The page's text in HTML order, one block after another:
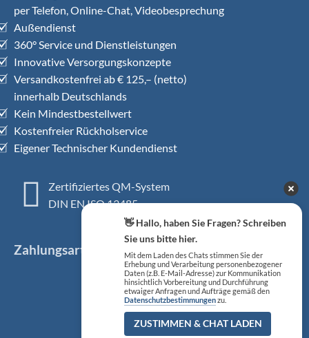
per Telefon, Online-Chat, Videobesprechung
Außendienst
360° Service und Dienstleistungen
Innovative Versorgungskonzepte
Versandkostenfrei ab € 125,– (netto)
innerhalb Deutschlands
Kein Mindestbestellwert
Kostenfreier Rückholservice
Eigener Technischer Kundendienst
Zertifiziertes QM-System
DIN EN ISO 13485
Zahlungsarten
👋 Hallo, haben Sie Fragen? Schreiben
Sie uns bitte hier.
Mit dem Laden des Chats stimmen Sie der
Erhebung und Verarbeitung personenbezogener
Daten (z.B. E-Mail-Adresse) zur Kommunikation
hinsichtlich Vorbereitung und Durchführung
etwaiger Anfragen und Aufträge gemäß den
Datenschutzbestimmungenzu.
ZUSTIMMEN & CHAT LADEN